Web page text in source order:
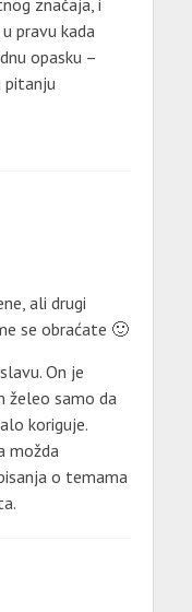
pravu kada
opasku –
pitanju
ali drugi
se obraćate 🙂
On je
želeo samo da
koriguje.
možda
o temama